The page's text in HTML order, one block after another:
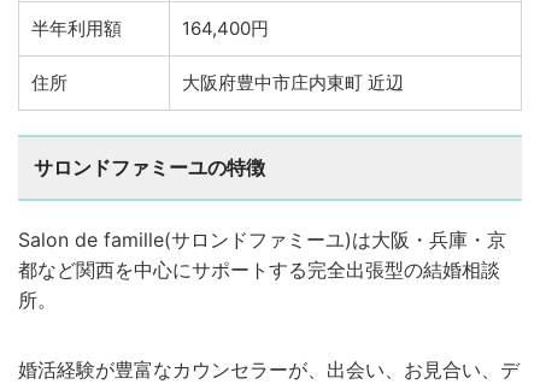
半年利用額 164,400円
住所 大阪府豊中市庄内東町 近辺
サロンドファミーユの特徴
Salon de famille(サロンドファミーユ)は大阪・兵庫・京
都など関西を中心にサポートする完全出張型の結婚相談
所。
婚活経験が豊富なカウンセラーが、出会い、お見合い、デ